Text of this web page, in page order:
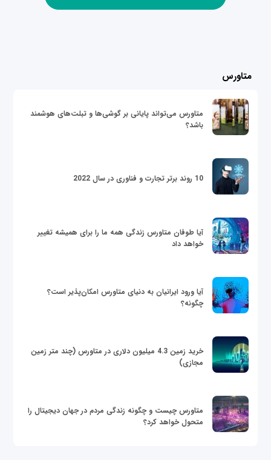
متاورس
متاورس می‌تواند پایانی بر گوشی‌ها و تبلت‌های هوشمند
باشد؟
10 روند برتر تجارت و فناوری در سال 2022
آیا طوفان متاورس زندگی همه ما را برای همیشه تغییر
خواهد داد
آیا ورود ایرانیان به دنیای متاورس امکان‌پذیر است؟
چگونه؟
خرید زمین 4.3 میلیون دلاری در متاورس (چند متر زمین
مجازی)
متاورس چیست و چگونه زندگی مردم در جهان دیجیتال را
متحول خواهد کرد؟